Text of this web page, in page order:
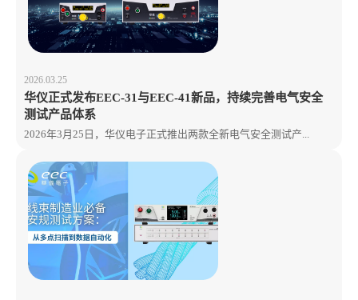
2026.03.25
华仪正式发布EEC-31与EEC-41新品，持续完善电气安全
测试产品体系
2026年3月25日，华仪电子正式推出两款全新电气安全测试产...